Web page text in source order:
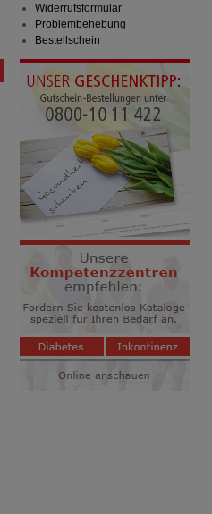
Widerrufsformular
Problembehebung
Bestellschein